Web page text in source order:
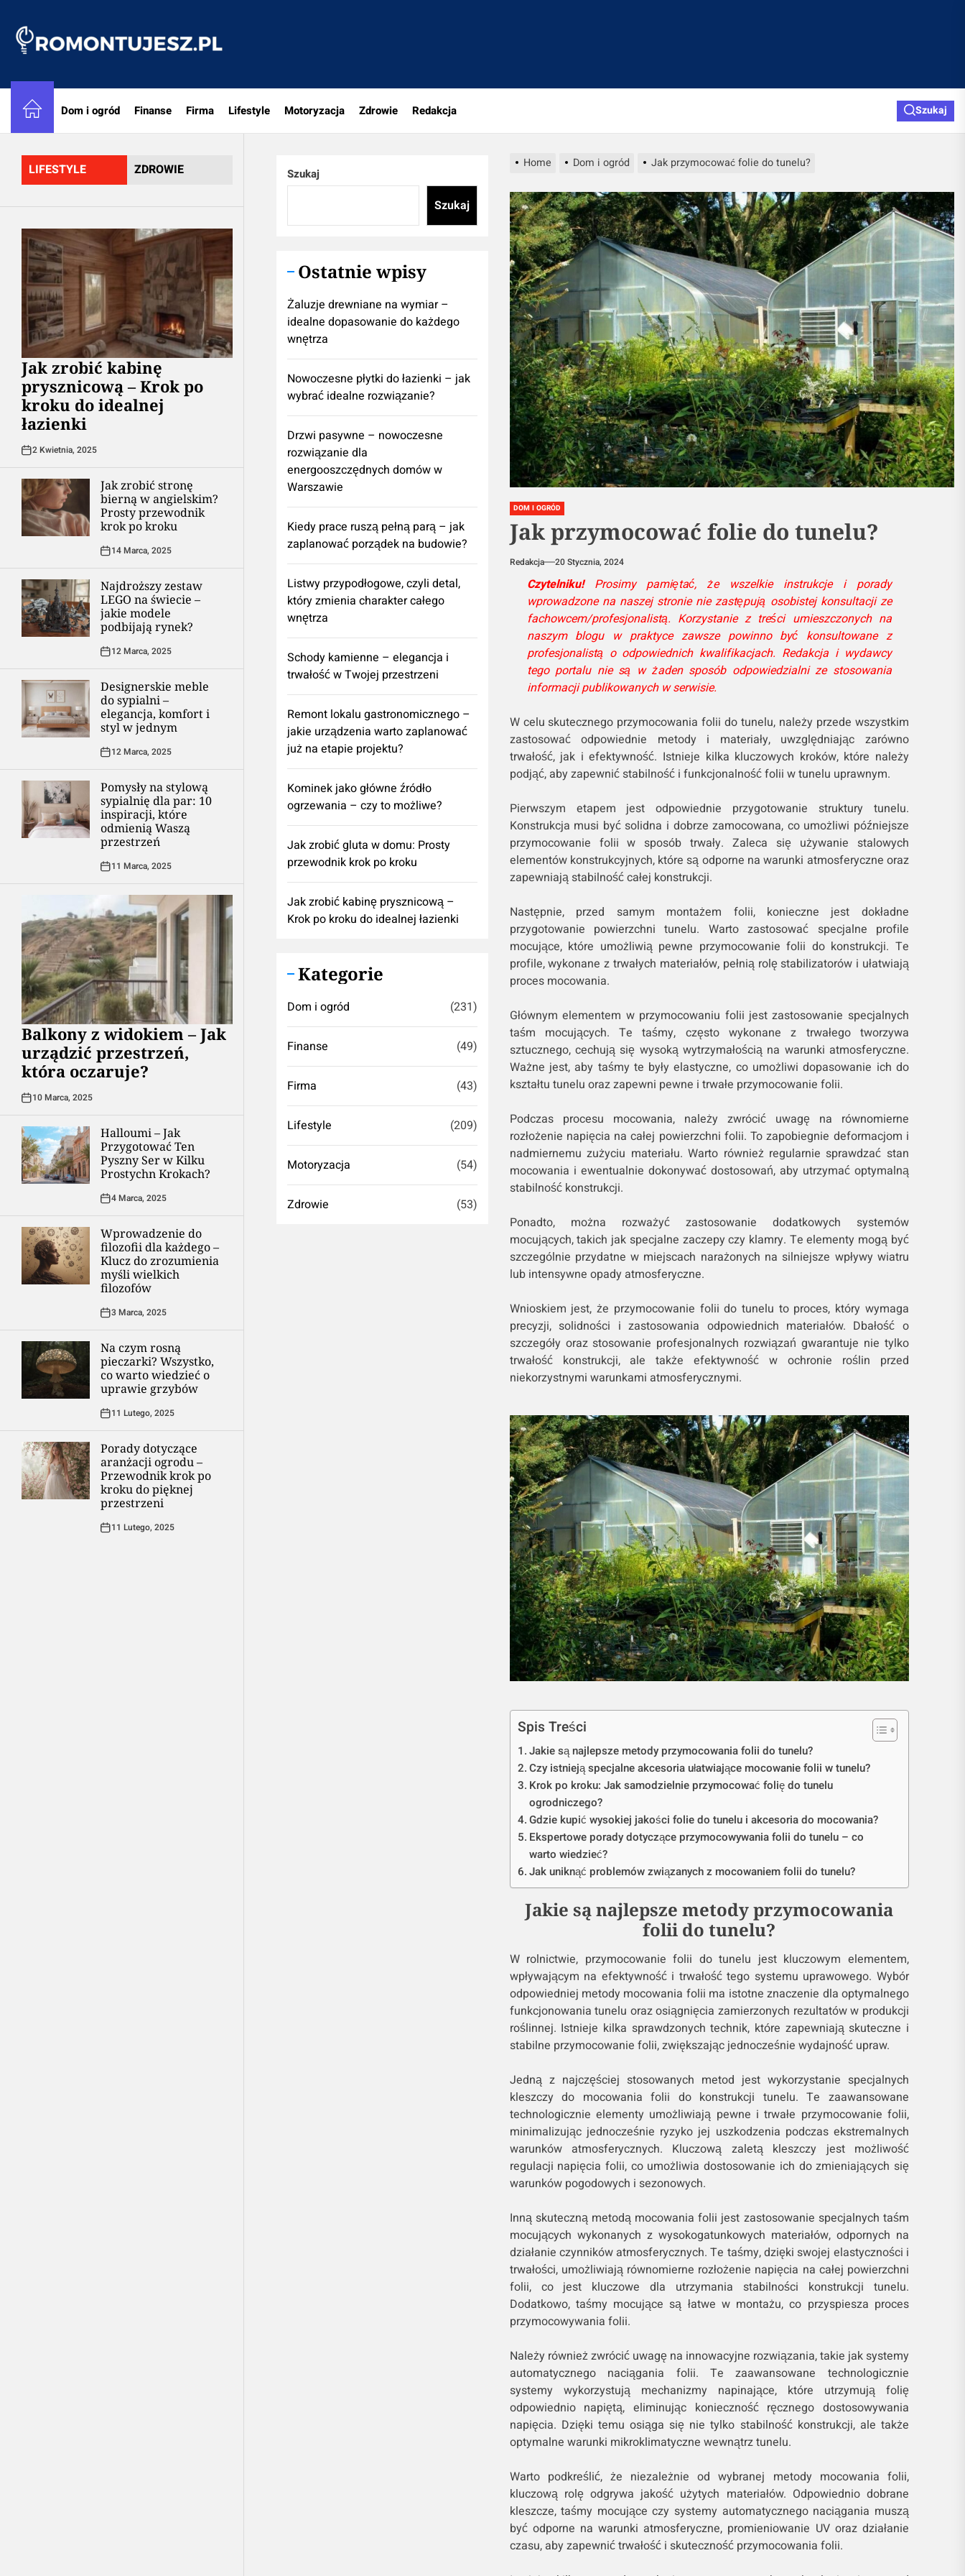
content
Dom i ogród Finanse Firma Lifestyle Motoryzacja Zdrowie Redakcja Szukaj
LIFESTYLE ZDROWIE
Jak zrobić kabinę
prysznicową – Krok po
kroku do idealnej
łazienki
2 Kwietnia, 2025
Jak zrobić stronę
bierną w angielskim?
Prosty przewodnik
krok po kroku
14 Marca, 2025
Najdroższy zestaw
LEGO na świecie –
jakie modele
podbijają rynek?
12 Marca, 2025
Designerskie meble
do sypialni –
elegancja, komfort i
styl w jednym
12 Marca, 2025
Pomysły na stylową
sypialnię dla par: 10
inspiracji, które
odmienią Waszą
przestrzeń
11 Marca, 2025
Balkony z widokiem – Jak
urządzić przestrzeń,
która oczaruje?
10 Marca, 2025
Halloumi – Jak
Przygotować Ten
Pyszny Ser w Kilku
Prostychn Krokach?
4 Marca, 2025
Wprowadzenie do
filozofii dla każdego –
Klucz do zrozumienia
myśli wielkich
filozofów
3 Marca, 2025
Na czym rosną
pieczarki? Wszystko,
co warto wiedzieć o
uprawie grzybów
11 Lutego, 2025
Porady dotyczące
aranżacji ogrodu –
Przewodnik krok po
kroku do pięknej
przestrzeni
11 Lutego, 2025
Home Dom i ogród Jak przymocować folie do tunelu?
DOM I OGRÓD
Jak przymocować folie do tunelu?
Redakcja 20 Stycznia, 2024
Czytelniku!Prosimy pamiętać, że wszelkie instrukcje i porady
wprowadzone na naszej stronie nie zastępują osobistej konsultacji ze
fachowcem/profesjonalistą. Korzystanie z treści umieszczonych na
naszym blogu w praktyce zawsze powinno być konsultowane z
profesjonalistą o odpowiednich kwalifikacjach. Redakcja i wydawcy
tego portalu nie są w żaden sposób odpowiedzialni ze stosowania
informacji publikowanych w serwisie.
W celu skutecznego przymocowania folii do tunelu, należy przede wszystkim
zastosować odpowiednie metody i materiały, uwzględniając zarówno
trwałość, jak i efektywność. Istnieje kilka kluczowych kroków, które należy
podjąć, aby zapewnić stabilność i funkcjonalność folii w tunelu uprawnym.
Pierwszym etapem jest odpowiednie przygotowanie struktury tunelu.
Konstrukcja musi być solidna i dobrze zamocowana, co umożliwi późniejsze
przymocowanie folii w sposób trwały. Zaleca się używanie stalowych
elementów konstrukcyjnych, które są odporne na warunki atmosferyczne oraz
zapewniają stabilność całej konstrukcji.
Następnie, przed samym montażem folii, konieczne jest dokładne
przygotowanie powierzchni tunelu. Warto zastosować specjalne profile
mocujące, które umożliwią pewne przymocowanie folii do konstrukcji. Te
profile, wykonane z trwałych materiałów, pełnią rolę stabilizatorów i ułatwiają
proces mocowania.
Głównym elementem w przymocowaniu folii jest zastosowanie specjalnych
taśm mocujących. Te taśmy, często wykonane z trwałego tworzywa
sztucznego, cechują się wysoką wytrzymałością na warunki atmosferyczne.
Ważne jest, aby taśmy te były elastyczne, co umożliwi dopasowanie ich do
kształtu tunelu oraz zapewni pewne i trwałe przymocowanie folii.
Podczas procesu mocowania, należy zwrócić uwagę na równomierne
rozłożenie napięcia na całej powierzchni folii. To zapobiegnie deformacjom i
nadmiernemu zużyciu materiału. Warto również regularnie sprawdzać stan
mocowania i ewentualnie dokonywać dostosowań, aby utrzymać optymalną
stabilność konstrukcji.
Ponadto, można rozważyć zastosowanie dodatkowych systemów
mocujących, takich jak specjalne zaczepy czy klamry. Te elementy mogą być
szczególnie przydatne w miejscach narażonych na silniejsze wpływy wiatru
lub intensywne opady atmosferyczne.
Wnioskiem jest, że przymocowanie folii do tunelu to proces, który wymaga
precyzji, solidności i zastosowania odpowiednich materiałów. Dbałość o
szczegóły oraz stosowanie profesjonalnych rozwiązań gwarantuje nie tylko
trwałość konstrukcji, ale także efektywność w ochronie roślin przed
niekorzystnymi warunkami atmosferycznymi.
Spis Treści
Jakie są najlepsze metody przymocowania folii do tunelu?
Czy istnieją specjalne akcesoria ułatwiające mocowanie folii w tunelu?
Krok po kroku: Jak samodzielnie przymocować folię do tunelu
ogrodniczego?
Gdzie kupić wysokiej jakości folie do tunelu i akcesoria do mocowania?
Ekspertowe porady dotyczące przymocowywania folii do tunelu – co
warto wiedzieć?
Jak uniknąć problemów związanych z mocowaniem folii do tunelu?
Jakie są najlepsze metody przymocowania
folii do tunelu?
W rolnictwie, przymocowanie folii do tunelu jest kluczowym elementem,
wpływającym na efektywność i trwałość tego systemu uprawowego. Wybór
odpowiedniej metody mocowania folii ma istotne znaczenie dla optymalnego
funkcjonowania tunelu oraz osiągnięcia zamierzonych rezultatów w produkcji
roślinnej. Istnieje kilka sprawdzonych technik, które zapewniają skuteczne i
stabilne przymocowanie folii, zwiększając jednocześnie wydajność upraw.
Jedną z najczęściej stosowanych metod jest wykorzystanie specjalnych
kleszczy do mocowania folii do konstrukcji tunelu. Te zaawansowane
technologicznie elementy umożliwiają pewne i trwałe przymocowanie folii,
minimalizując jednocześnie ryzyko jej uszkodzenia podczas ekstremalnych
warunków atmosferycznych. Kluczową zaletą kleszczy jest możliwość
regulacji napięcia folii, co umożliwia dostosowanie ich do zmieniających się
warunków pogodowych i sezonowych.
Inną skuteczną metodą mocowania folii jest zastosowanie specjalnych taśm
mocujących wykonanych z wysokogatunkowych materiałów, odpornych na
działanie czynników atmosferycznych. Te taśmy, dzięki swojej elastyczności i
trwałości, umożliwiają równomierne rozłożenie napięcia na całej powierzchni
folii, co jest kluczowe dla utrzymania stabilności konstrukcji tunelu.
Dodatkowo, taśmy mocujące są łatwe w montażu, co przyspiesza proces
przymocowywania folii.
Należy również zwrócić uwagę na innowacyjne rozwiązania, takie jak systemy
automatycznego naciągania folii. Te zaawansowane technologicznie
systemy wykorzystują mechanizmy napinające, które utrzymują folię
odpowiednio napiętą, eliminując konieczność ręcznego dostosowywania
napięcia. Dzięki temu osiąga się nie tylko stabilność konstrukcji, ale także
optymalne warunki mikroklimatyczne wewnątrz tunelu.
Warto podkreślić, że niezależnie od wybranej metody mocowania folii,
kluczową rolę odgrywa jakość użytych materiałów. Odpowiednio dobrane
kleszcze, taśmy mocujące czy systemy automatycznego naciągania muszą
być odporne na warunki atmosferyczne, promieniowanie UV oraz działanie
czasu, aby zapewnić trwałość i skuteczność przymocowania folii.
Szukaj
Szukaj
Ostatnie wpisy
Żaluzje drewniane na wymiar –
idealne dopasowanie do każdego
wnętrza
Nowoczesne płytki do łazienki – jak
wybrać idealne rozwiązanie?
Drzwi pasywne – nowoczesne
rozwiązanie dla
energooszczędnych domów w
Warszawie
Kiedy prace ruszą pełną parą – jak
zaplanować porządek na budowie?
Listwy przypodłogowe, czyli detal,
który zmienia charakter całego
wnętrza
Schody kamienne – elegancja i
trwałość w Twojej przestrzeni
​Remont lokalu gastronomicznego –
jakie urządzenia warto zaplanować
już na etapie projektu?
Kominek jako główne źródło
ogrzewania – czy to możliwe?
Jak zrobić gluta w domu: Prosty
przewodnik krok po kroku
Jak zrobić kabinę prysznicową –
Krok po kroku do idealnej łazienki
Kategorie
Dom i ogród (231)
Finanse (49)
Firma (43)
Lifestyle (209)
Motoryzacja (54)
Zdrowie (53)